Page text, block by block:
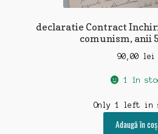
declaratie Contract
comunism, anii
90,00 lei
1 în
Only 1 left in
Adaugă în coș